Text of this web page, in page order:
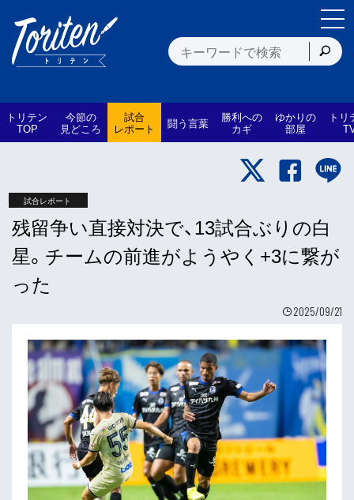
トリテン
TOP
今節の
見どころ
試合
レポート 闘う言葉 勝利への
カギ
ゆかりの
部屋
トリ
試合レポート
残留争い直接対決で、13試合ぶりの白
星。チームの前進がようやく+3に繋が
った
2025/09/21